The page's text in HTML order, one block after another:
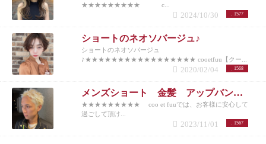
★★★★★★★★★ c...
1577
2024/10/30
ショートのネオソバージュ♪
ショートのネオソバージュ
♪★★★★★★★★★★★★★★★★★ cooetfuu【クー...
1568
2020/02/04
メンズショート 金髪 アップバング 10代20代30代40代50代
★★★★★★★★★ coo et fuuでは、お客様に安心して
過ごして頂け...
1567
2023/11/01